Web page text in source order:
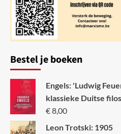
Bestel je boeken
Engels: 'Ludwig
klassieke Duitse
€8,00
Leon Trotski: 1905